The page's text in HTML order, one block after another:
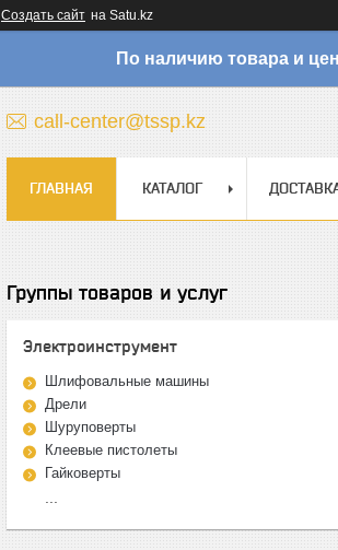
Создать сайт на Satu.kz
По наличию товара и
call-center@tssp.kz
ГЛАВНАЯ КАТАЛОГ
Группы товаров и услуг
Электроинструмент
Шлифовальные машины
Дрели
Шуруповерты
Клеевые пистолеты
Гайковерты